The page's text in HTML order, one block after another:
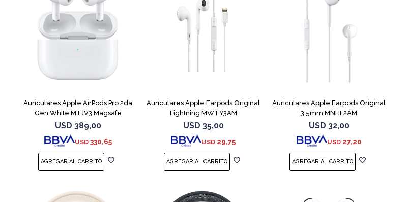
Auriculares Apple AirPods Pro 2da
Gen White MTJV3 Magsafe
USD 389,00
USD 330,65
Auriculares Apple Earpods Original
Lightning MWTY3AM
USD 35,00
USD 29,75
Auriculares Apple Earpods Original
3.5mm MNHF2AM
USD 32,00
USD 27,20